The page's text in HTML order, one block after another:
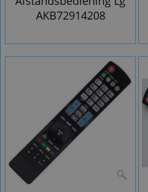
AKB72914208